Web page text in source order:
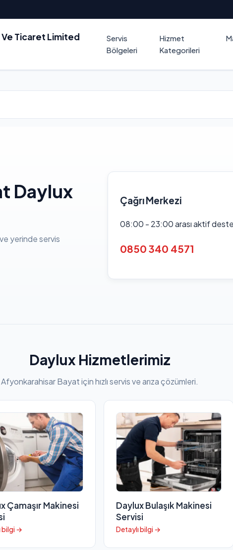
Ve Ticaret Limited
Servis
Bölgeleri
Hizmet
Kategorileri
Daylux
yerinde servis
Çağrı Merkezi
08:00 - 23:00 arası aktif
0850 340 4571
Daylux Hizmetlerimiz
Afyonkarahisar Bayat için hızlı servis ve arıza çözümleri.
Çamaşır Makinesi
bilgi →
Daylux Bulaşık Makinesi
Servisi
Detaylı bilgi →